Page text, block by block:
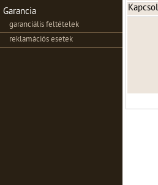
Garancia
garanciális feltételek
reklamációs esetek